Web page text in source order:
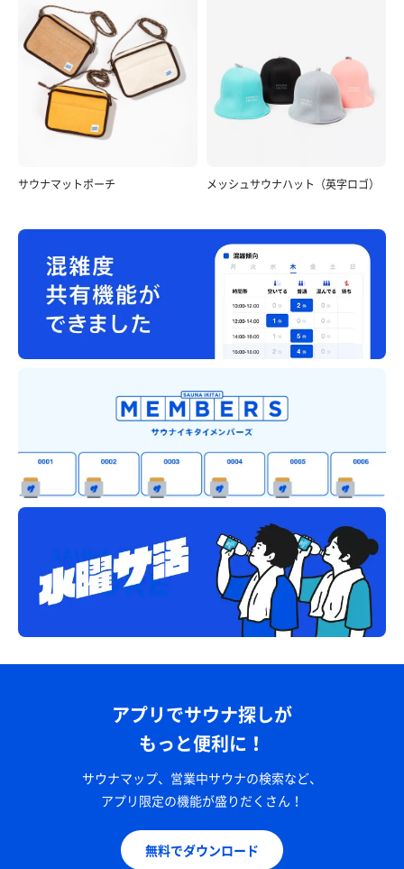
サウナマットポーチ メッシュサウナハット（英字ロゴ）
アプリでサウナ探しが
もっと便利に！
サウナマップ、営業中サウナの検索など、
アプリ限定の機能が盛りだくさん！
無料でダウンロード